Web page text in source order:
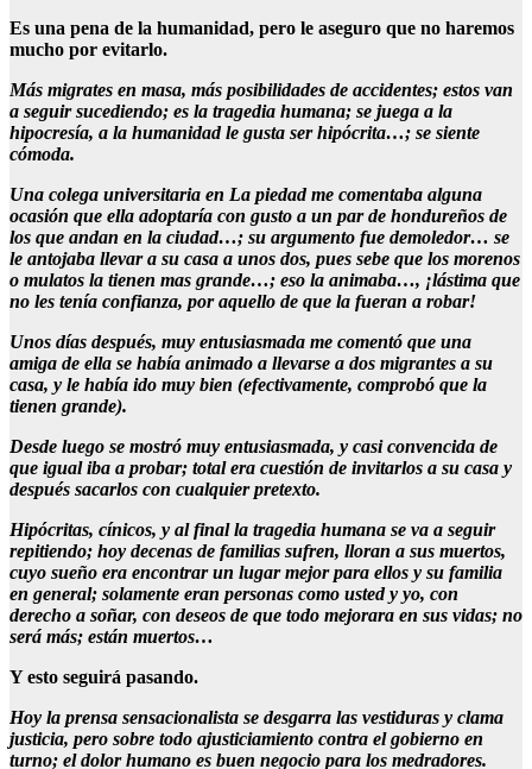
Es una pena de la humanidad, pero le aseguro que no haremos
mucho por evitarlo.
Más migrates en masa, más posibilidades de accidentes; estos van
a seguir sucediendo; es la tragedia humana; se juega a la
hipocresía, a la humanidad le gusta ser hipócrita…; se siente
cómoda.
Una colega universitaria en La piedad me comentaba alguna
ocasión que ella adoptaría con gusto a un par de hondureños de
los que andan en la ciudad…; su argumento fue demoledor… se
le antojaba llevar a su casa a unos dos, pues sebe que los morenos
o mulatos la tienen mas grande…; eso la animaba…, ¡lástima que
no les tenía confianza, por aquello de que la fueran a robar!
Unos días después, muy entusiasmada me comentó que una
amiga de ella se había animado a llevarse a dos migrantes a su
casa, y le había ido muy bien (efectivamente, comprobó que la
tienen grande).
Desde luego se mostró muy entusiasmada, y casi convencida de
que igual iba a probar; total era cuestión de invitarlos a su casa y
después sacarlos con cualquier pretexto.
Hipócritas, cínicos, y al final la tragedia humana se va a seguir
repitiendo; hoy decenas de familias sufren, lloran a sus muertos,
cuyo sueño era encontrar un lugar mejor para ellos y su familia
en general; solamente eran personas como usted y yo, con
derecho a soñar, con deseos de que todo mejorara en sus vidas; no
será más; están muertos…
Y esto seguirá pasando.
Hoy la prensa sensacionalista se desgarra las vestiduras y clama
justicia, pero sobre todo ajusticiamiento contra el gobierno en
turno; el dolor humano es buen negocio para los medradores.